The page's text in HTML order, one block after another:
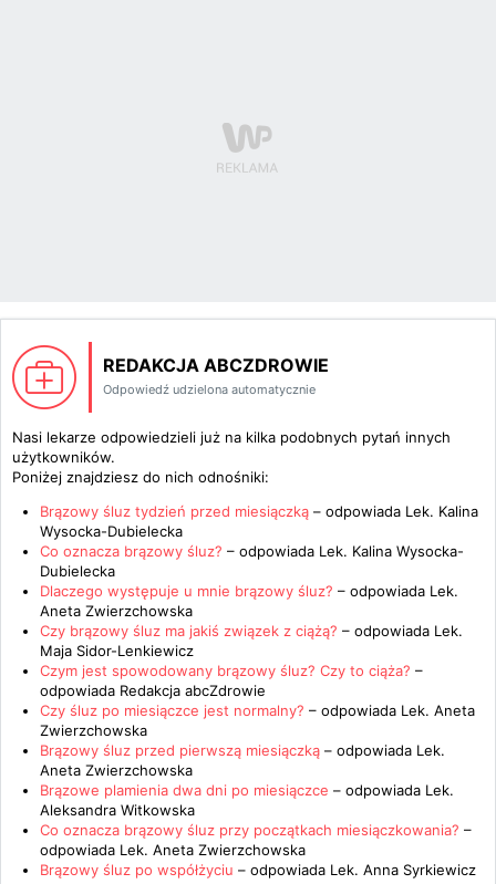
REDAKCJA ABCZDROWIE
Odpowiedź udzielona automatycznie
Nasi lekarze odpowiedzieli już na kilka podobnych pytań innych
użytkowników.
Poniżej znajdziesz do nich odnośniki:
Brązowy śluz tydzień przed miesiączką – odpowiada Lek. Kalina
Wysocka-Dubielecka
Co oznacza brązowy śluz? – odpowiada Lek. Kalina Wysocka-
Dubielecka
Dlaczego występuje u mnie brązowy śluz? – odpowiada Lek.
Aneta Zwierzchowska
Czy brązowy śluz ma jakiś związek z ciążą? – odpowiada Lek.
Maja Sidor-Lenkiewicz
Czym jest spowodowany brązowy śluz? Czy to ciąża? –
odpowiada Redakcja abcZdrowie
Czy śluz po miesiączce jest normalny? – odpowiada Lek. Aneta
Zwierzchowska
Brązowy śluz przed pierwszą miesiączką – odpowiada Lek.
Aneta Zwierzchowska
Brązowe plamienia dwa dni po miesiączce – odpowiada Lek.
Aleksandra Witkowska
Co oznacza brązowy śluz przy początkach miesiączkowania? –
odpowiada Lek. Aneta Zwierzchowska
Brązowy śluz po współżyciu – odpowiada Lek. Anna Syrkiewicz